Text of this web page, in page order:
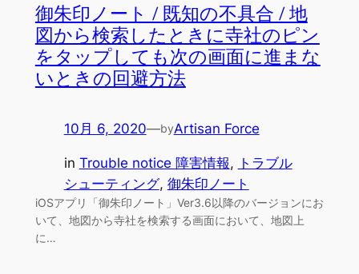
御朱印ノート / 既知の不具合 / 地
図から検索したときに寺社のピン
をタップしても次の画面に進まな
いときの回避方法
10月 6, 2020—byArtisan Force
in Trouble notice 障害情報, トラブル
シューティング, 御朱印ノート
iOSアプリ「御朱印ノート」Ver3.6以降のバージョンにお
いて、地図から寺社を検索する画面において、地図上
に…